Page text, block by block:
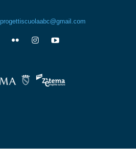
progettiscuolaabc@gmail.com